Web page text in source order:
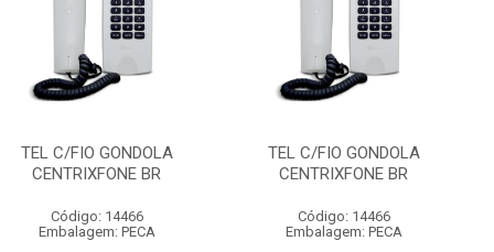
TEL C/FIO GONDOLA
CENTRIXFONE BR
Código: 14466
Embalagem: PECA
TEL C/FIO GONDOLA
CENTRIXFONE BR
Código: 14466
Embalagem: PECA